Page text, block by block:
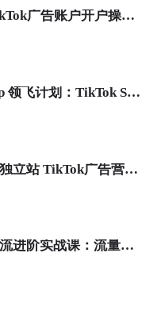
飞书逸途TikTok广告账户开户操作流程
TikTok Shop 领飞计划：TikTok Shop新商实操爆单营
飞跃计划：独立站 TikTok广告营销实战课
飞跃计划投流进阶实战课：流量变销量